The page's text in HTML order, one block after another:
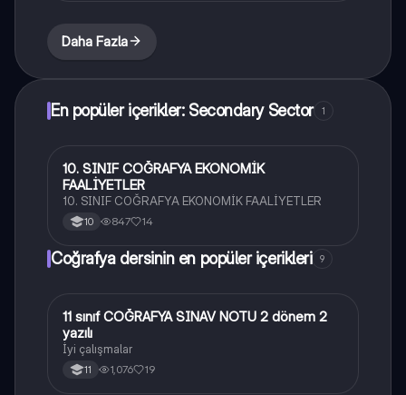
Daha Fazla
En popüler içerikler: Secondary Sector 1
Coğrafya
10. SINIF COĞRAFYA EKONOMİK
FAALİYETLER
10. SINIF COĞRAFYA EKONOMİK FAALİYETLER
10 847 14
Coğrafya dersinin en popüler içerikleri 9
Coğrafya
11 sınıf COĞRAFYA SINAV NOTU 2 dönem 2
yazılı
İyi çalışmalar
11 1,076 19